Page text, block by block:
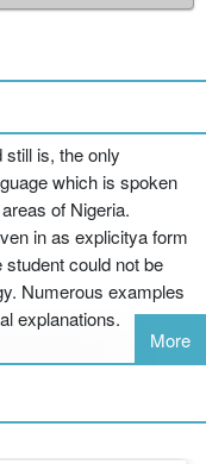
is, the only
which is spoken
of Nigeria.
in as explicitya form
could not be
Numerous examples
explanations.
More